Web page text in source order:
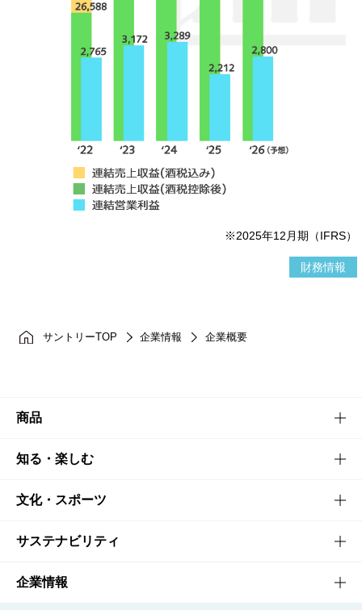
サントリーTOP 企業情報 企業概要
※2025年12月期（IFRS）
財務情報
商品
商品TOP
商品一覧
商品発売情報
栄養成分一覧
知る・楽しむ
知る・楽しむTOP
キャンペーン
工場見学
文化・スポーツ
文化・スポーツTOP
サントリーホール
サステナビリティ
サステナビリティTOP
企業情報